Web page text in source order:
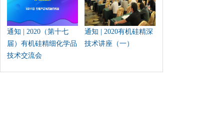
通知 | 2020（第十七
届）有机硅精细化学品
技术交流会
通知 | 2020有机硅精深
技术讲座（一）